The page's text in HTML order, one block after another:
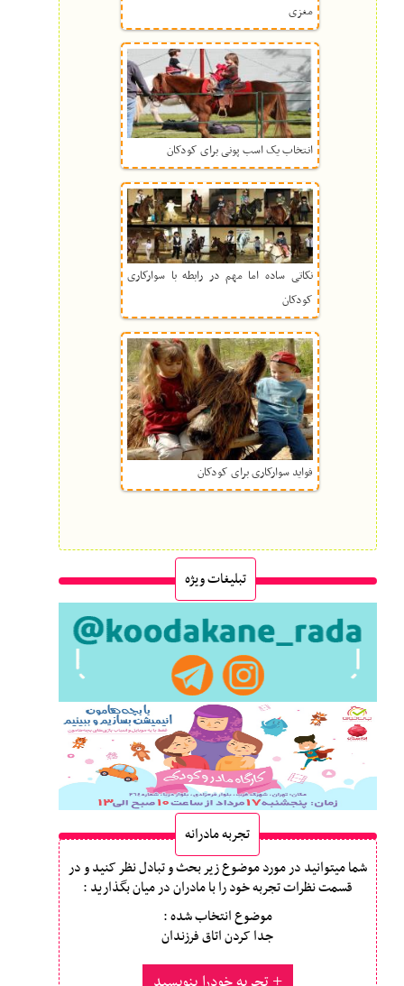
مغزی
انتخاب یک اسب پونی برای کودکان
نکاتی ساده اما مهم در رابطه با سوارکاری
کودکان
فواید سوارکاری برای کودکان
تبلیغات ویژه
تجربه مادرانه
شما میتوانید در مورد موضوع زیر بحث و تبادل نظر کنید و در
قسمت نظرات تجربه خود را با مادران در میان بگذارید :
موضوع انتخاب شده :
جدا کردن اتاق فرزندان